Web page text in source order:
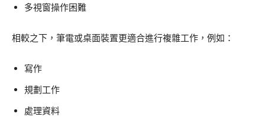
多視窗操作困難
相較之下，筆電或桌面裝置更適合進行複雜工作，例如：
寫作
規劃工作
處理資料